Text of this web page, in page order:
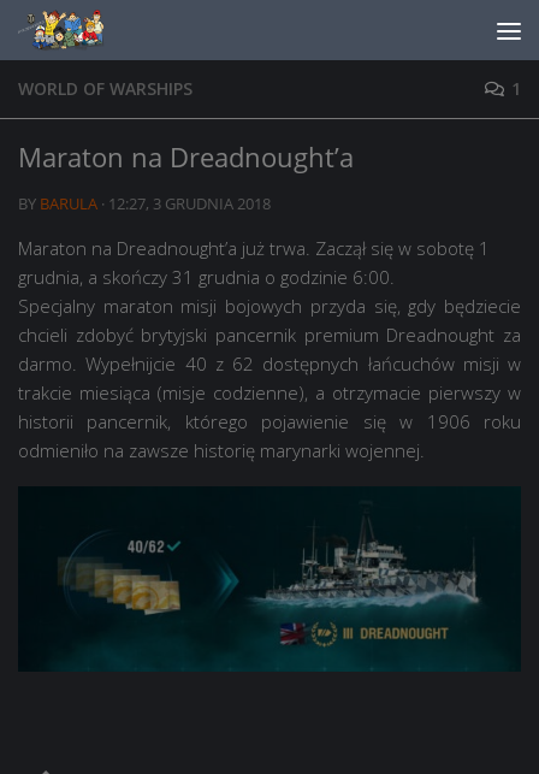
Skip to content
WORLD OF WARSHIPS 1
Maraton na Dreadnought’a
BY BARULA · 12:27, 3 GRUDNIA 2018
Maraton na Dreadnought’a już trwa. Zaczął się w sobotę 1
grudnia, a skończy 31 grudnia o godzinie 6:00.
Specjalny maraton misji bojowych przyda się, gdy będziecie
chcieli zdobyć brytyjski pancernik premium Dreadnought za
darmo. Wypełnijcie 40 z 62 dostępnych łańcuchów misji w
trakcie miesiąca (misje codzienne), a otrzymacie pierwszy w
historii pancernik, którego pojawienie się w 1906 roku
odmieniło na zawsze historię marynarki wojennej.